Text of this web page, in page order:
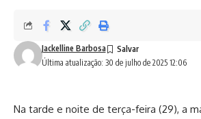
Última atualização: 30 de julho de 2025 12:06
Jackelline Barbosa
Na tarde e noite de terça-feira (29), a